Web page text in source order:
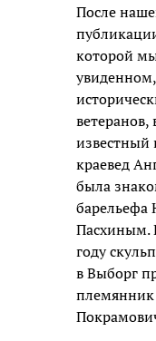
После
которой
известный
краевед
была
Пасхиным.
году
в Выборг